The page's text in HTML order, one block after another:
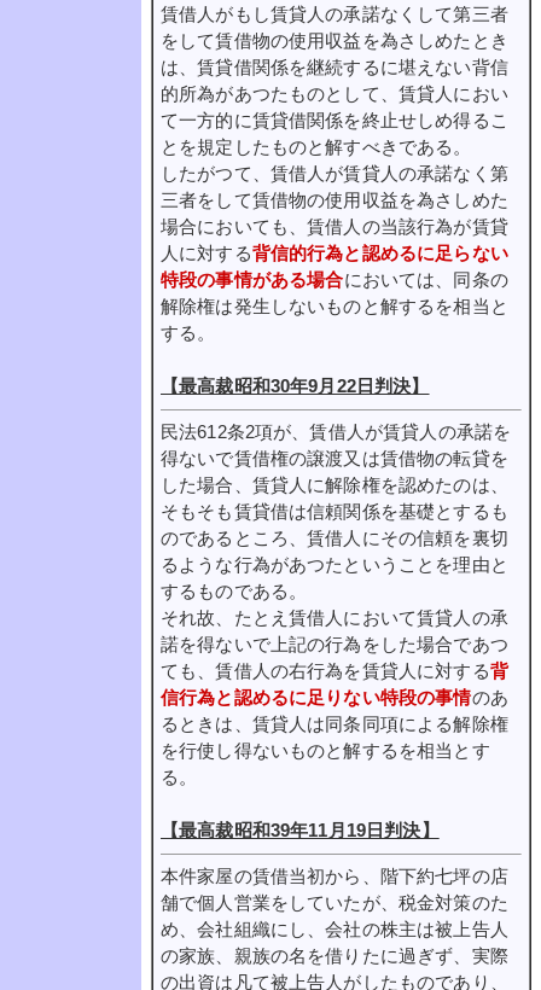
賃借人がもし賃貸人の承諾なくして第三者
をして賃借物の使用収益を為さしめたとき
は、賃貸借関係を継続するに堪えない背信
的所為があつたものとして、賃貸人におい
て一方的に賃貸借関係を終止せしめ得るこ
とを規定したものと解すべきである。
したがつて、賃借人が賃貸人の承諾なく第
三者をして賃借物の使用収益を為さしめた
場合においても、賃借人の当該行為が賃貸
人に対する背信的行為と認めるに足らない
特段の事情がある場合においては、同条の
解除権は発生しないものと解するを相当と
する。
【最高裁昭和30年9月22日判決】
民法612条2項が、賃借人が賃貸人の承諾を
得ないで賃借権の譲渡又は賃借物の転貸を
した場合、賃貸人に解除権を認めたのは、
そもそも賃貸借は信頼関係を基礎とするも
のであるところ、賃借人にその信頼を裏切
るような行為があつたということを理由と
するものである。
それ故、たとえ賃借人において賃貸人の承
諾を得ないで上記の行為をした場合であつ
ても、賃借人の右行為を賃貸人に対する背
信行為と認めるに足りない特段の事情のあ
るときは、賃貸人は同条同項による解除権
を行使し得ないものと解するを相当とす
る。
【最高裁昭和39年11月19日判決】
本件家屋の賃借当初から、階下約七坪の店
舗で個人営業をしていたが、税金対策のた
め、会社組織にし、会社の株主は被上告人
の家族、親族の名を借りたに過ぎず、実際
の出資は凡て被上告人がしたものであり、